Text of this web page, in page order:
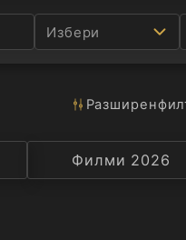
Избери
Разширен
Селекция
Филми 2026